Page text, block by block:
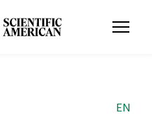
EN